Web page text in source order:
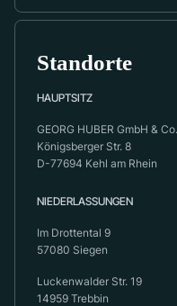
Standorte
HAUPTSITZ
GEORG HUBER GmbH &
Königsberger Str. 8
D-77694 Kehl am Rhein
NIEDERLASSUNGEN
Im Drottental 9
57080 Siegen
Luckenwalder Str. 19
14959 Trebbin